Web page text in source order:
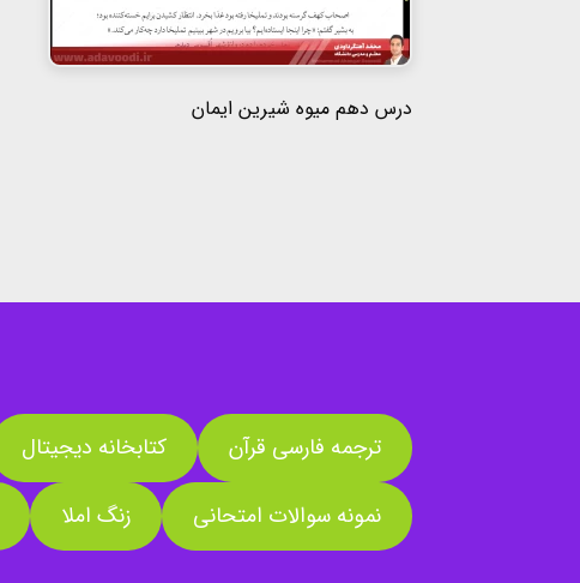
درس دهم میوه شیرین ایمان
ترجمه فارسی قرآن کتابخانه دیجیتال
نمونه سوالات امتحانی زنگ املا